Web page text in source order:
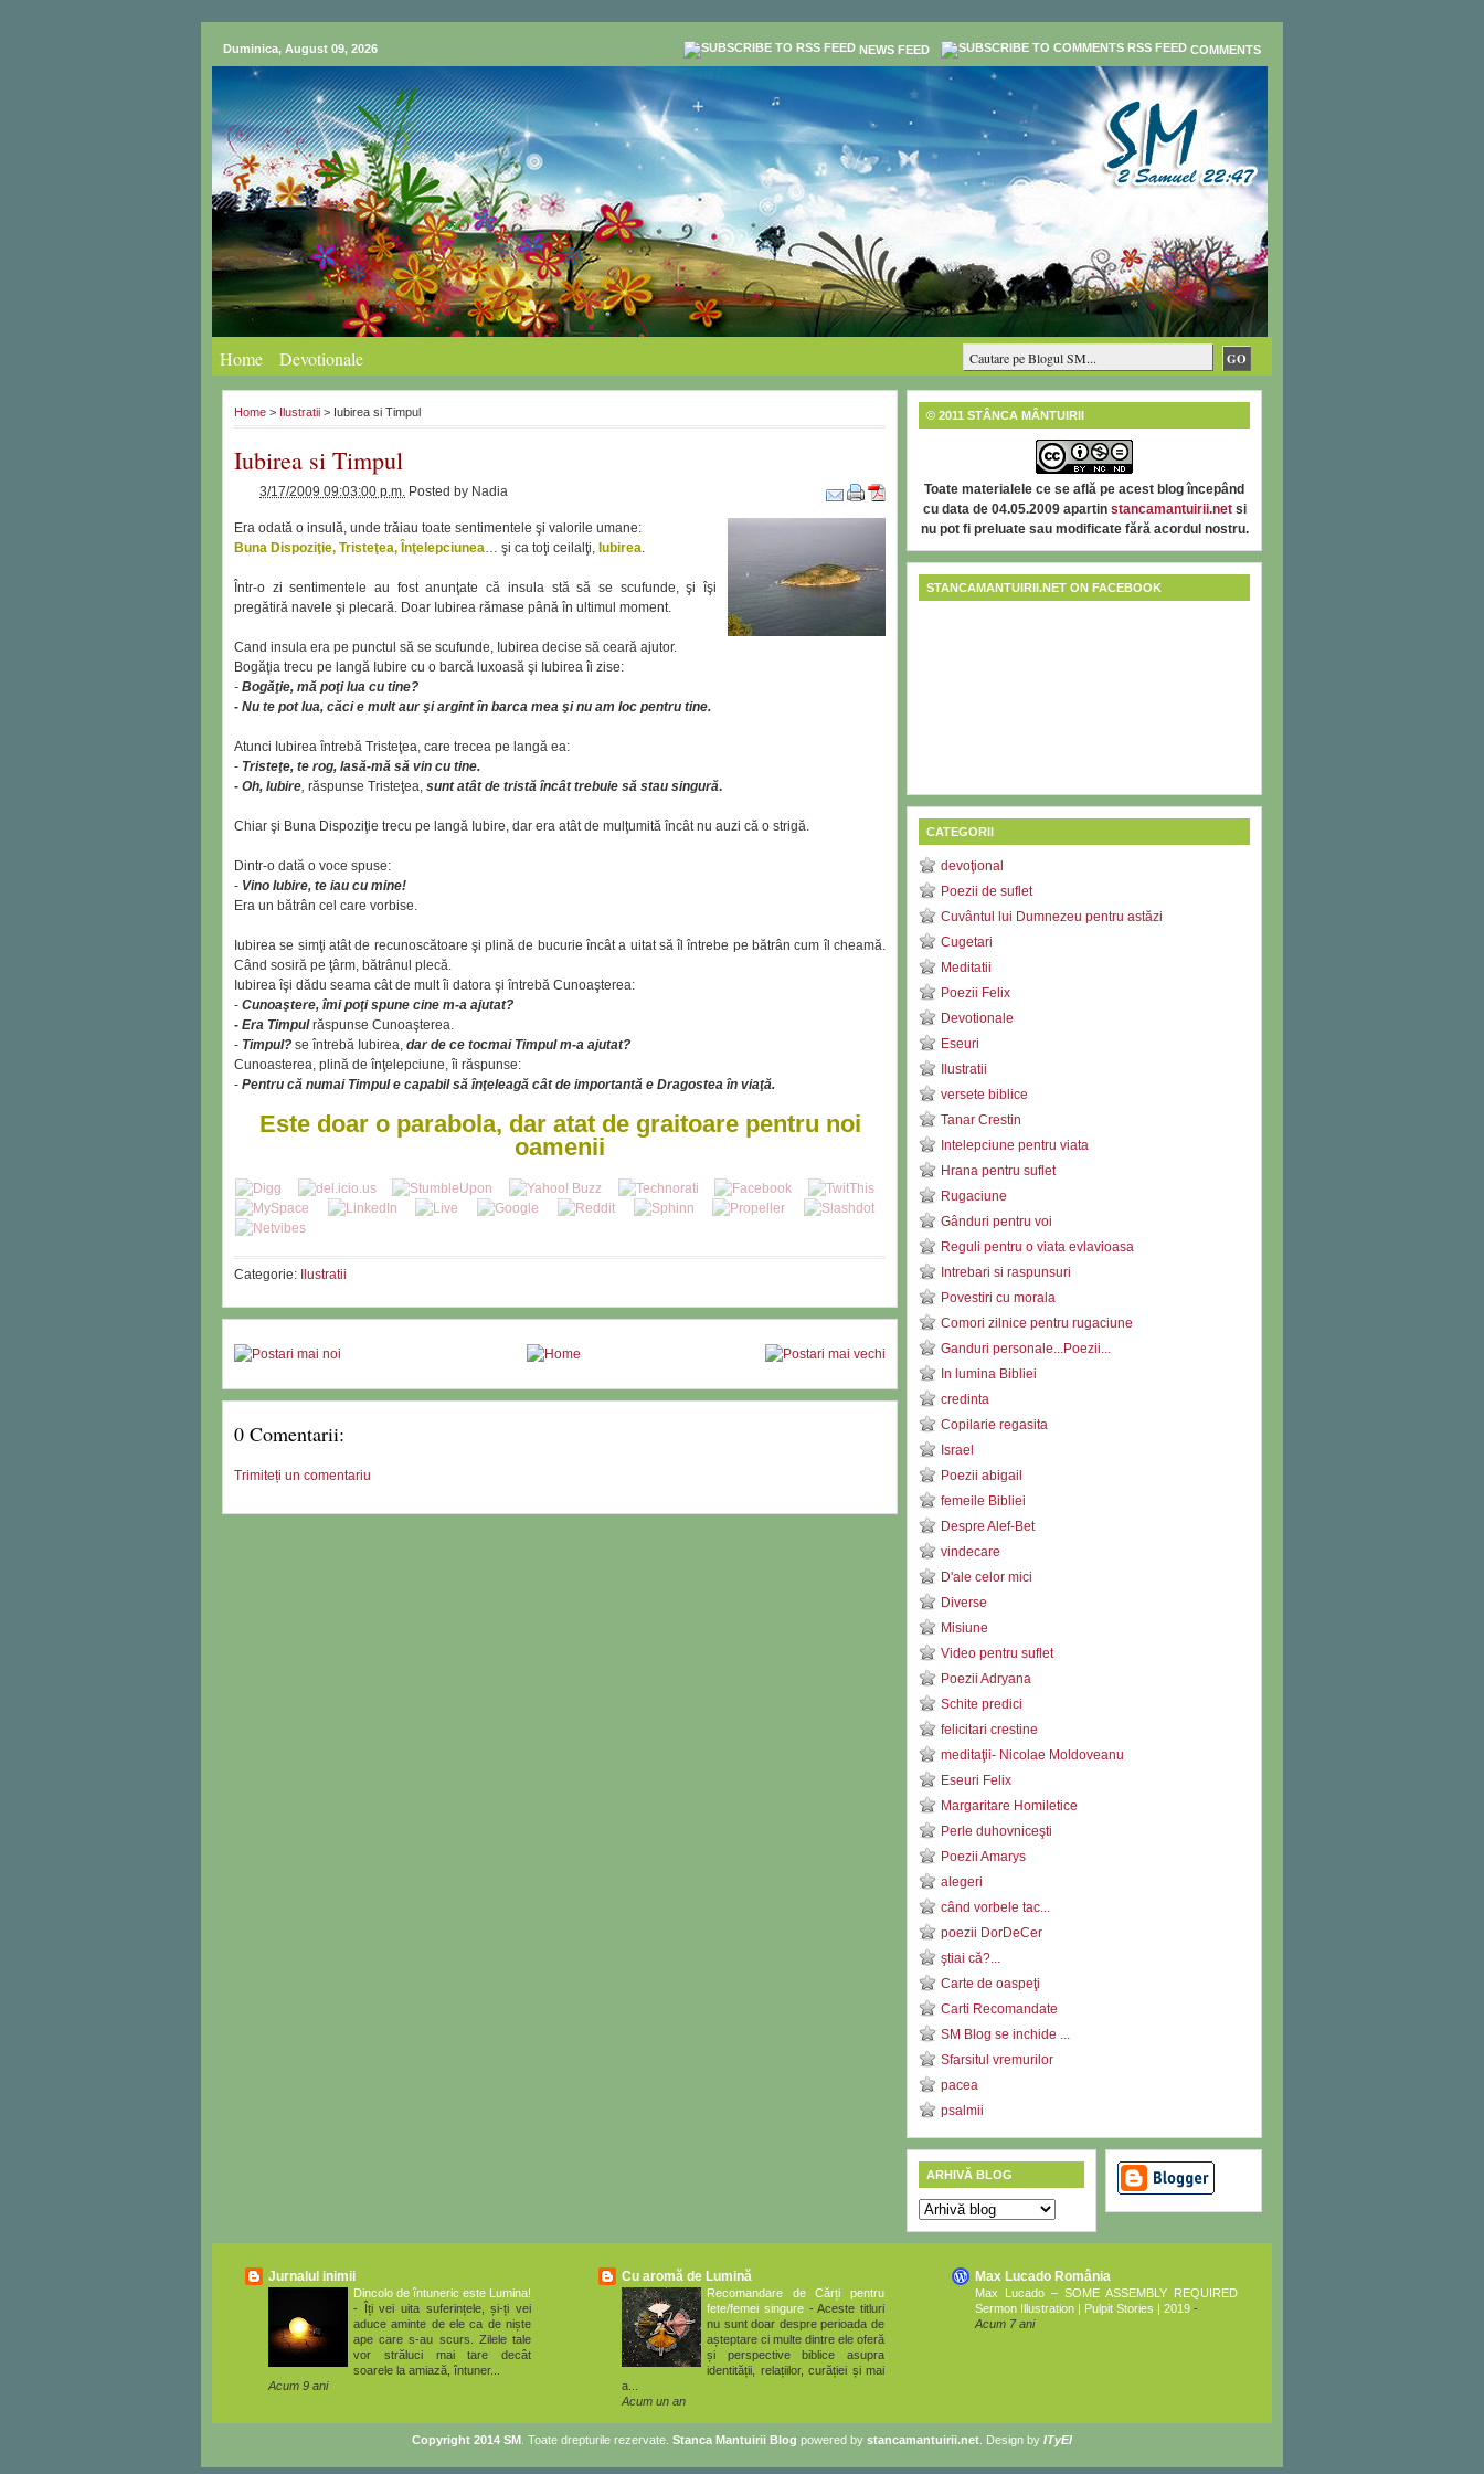
Duminica, August 09, 2026 NEWS FEED COMMENTS
Home Devotionale
Home > Ilustratii > Iubirea si Timpul
Iubirea si Timpul
3/17/2009 09:03:00 p.m. Posted by Nadia
Era odată o insulă, unde trăiau toate sentimentele şi valorile umane:
Buna Dispoziţie, Tristeţea, Înţelepciunea… şi ca toţi ceilalţi, Iubirea.
Într-o zi sentimentele au fost anunţate că insula stă să se scufunde, şi îşi
pregătiră navele şi plecară. Doar Iubirea rămase până în ultimul moment.
Cand insula era pe punctul să se scufunde, Iubirea decise să ceară ajutor.
Bogăţia trecu pe langă Iubire cu o barcă luxoasă şi Iubirea îi zise:
- Bogăţie, mă poţi lua cu tine?
- Nu te pot lua, căci e mult aur şi argint în barca mea şi nu am loc pentru tine.
Atunci Iubirea întrebă Tristeţea, care trecea pe langă ea:
- Tristeţe, te rog, lasă-mă să vin cu tine.
- Oh, Iubire, răspunse Tristeţea, sunt atât de tristă încât trebuie să stau singură.
Chiar şi Buna Dispoziţie trecu pe langă Iubire, dar era atât de mulţumită încât nu auzi că o strigă.
Dintr-o dată o voce spuse:
- Vino Iubire, te iau cu mine!
Era un bătrân cel care vorbise.
Iubirea se simţi atât de recunoscătoare şi plină de bucurie încât a uitat să îl întrebe pe bătrân cum îl cheamă.
Când sosiră pe ţârm, bătrânul plecă.
Iubirea îşi dădu seama cât de mult îi datora şi întrebă Cunoaşterea:
- Cunoaştere, îmi poţi spune cine m-a ajutat?
- Era Timpulrăspunse Cunoaşterea.
- Timpul? se întrebă Iubirea, dar de ce tocmai Timpul m-a ajutat?
Cunoasterea, plină de înţelepciune, îi răspunse:
- Pentru că numai Timpul e capabil să înţeleagă cât de importantă e Dragostea în viaţă.
Este doar o parabola, dar atat de graitoare pentru noi
oamenii
Categorie: Ilustratii
0 Comentarii:
Trimiteți un comentariu
© 2011 STÂNCA MÂNTUIRII
Toate materialele ce se află pe acest blog începând
cu data de 04.05.2009 apartin stancamantuirii.netsi
nu pot fi preluate sau modificate fără acordul nostru.
STANCAMANTUIRII.NET ON FACEBOOK
CATEGORII
devoţional
Poezii de suflet
Cuvântul lui Dumnezeu pentru astăzi
Cugetari
Meditatii
Poezii Felix
Devotionale
Eseuri
Ilustratii
versete biblice
Tanar Crestin
Intelepciune pentru viata
Hrana pentru suflet
Rugaciune
Gânduri pentru voi
Reguli pentru o viata evlavioasa
Intrebari si raspunsuri
Povestiri cu morala
Comori zilnice pentru rugaciune
Ganduri personale...Poezii...
In lumina Bibliei
credinta
Copilarie regasita
Israel
Poezii abigail
femeile Bibliei
Despre Alef-Bet
vindecare
D'ale celor mici
Diverse
Misiune
Video pentru suflet
Poezii Adryana
Schite predici
felicitari crestine
meditaţii- Nicolae Moldoveanu
Eseuri Felix
Margaritare Homiletice
Perle duhovniceşti
Poezii Amarys
alegeri
când vorbele tac...
poezii DorDeCer
ştiai că?...
Carte de oaspeţi
Carti Recomandate
SM Blog se inchide ...
Sfarsitul vremurilor
pacea
psalmii
ARHIVĂ BLOG
Jurnalul inimii
Dincolo de întuneric este Lumina!
-
Îți vei uita suferințele, și-ți vei
aduce aminte de ele ca de niște
ape care s-au scurs. Zilele tale
vor străluci mai tare decât
soarele la amiază, întuner...
Acum 9 ani
Cu aromă de Lumină
Recomandare de Cărți pentru
fete/femei singure -Aceste titluri
nu sunt doar despre perioada de
așteptare ci multe dintre ele oferă
și perspective biblice asupra
identității, relațiilor, curăției și mai
a...
Acum un an
Max Lucado România
Max Lucado – SOME ASSEMBLY REQUIRED
Sermon Illustration | Pulpit Stories | 2019 -
Acum 7 ani
Copyright 2014 SM . Toate drepturile rezervate. Stanca Mantuirii Blog powered by stancamantuirii.net . Design by ITyEl